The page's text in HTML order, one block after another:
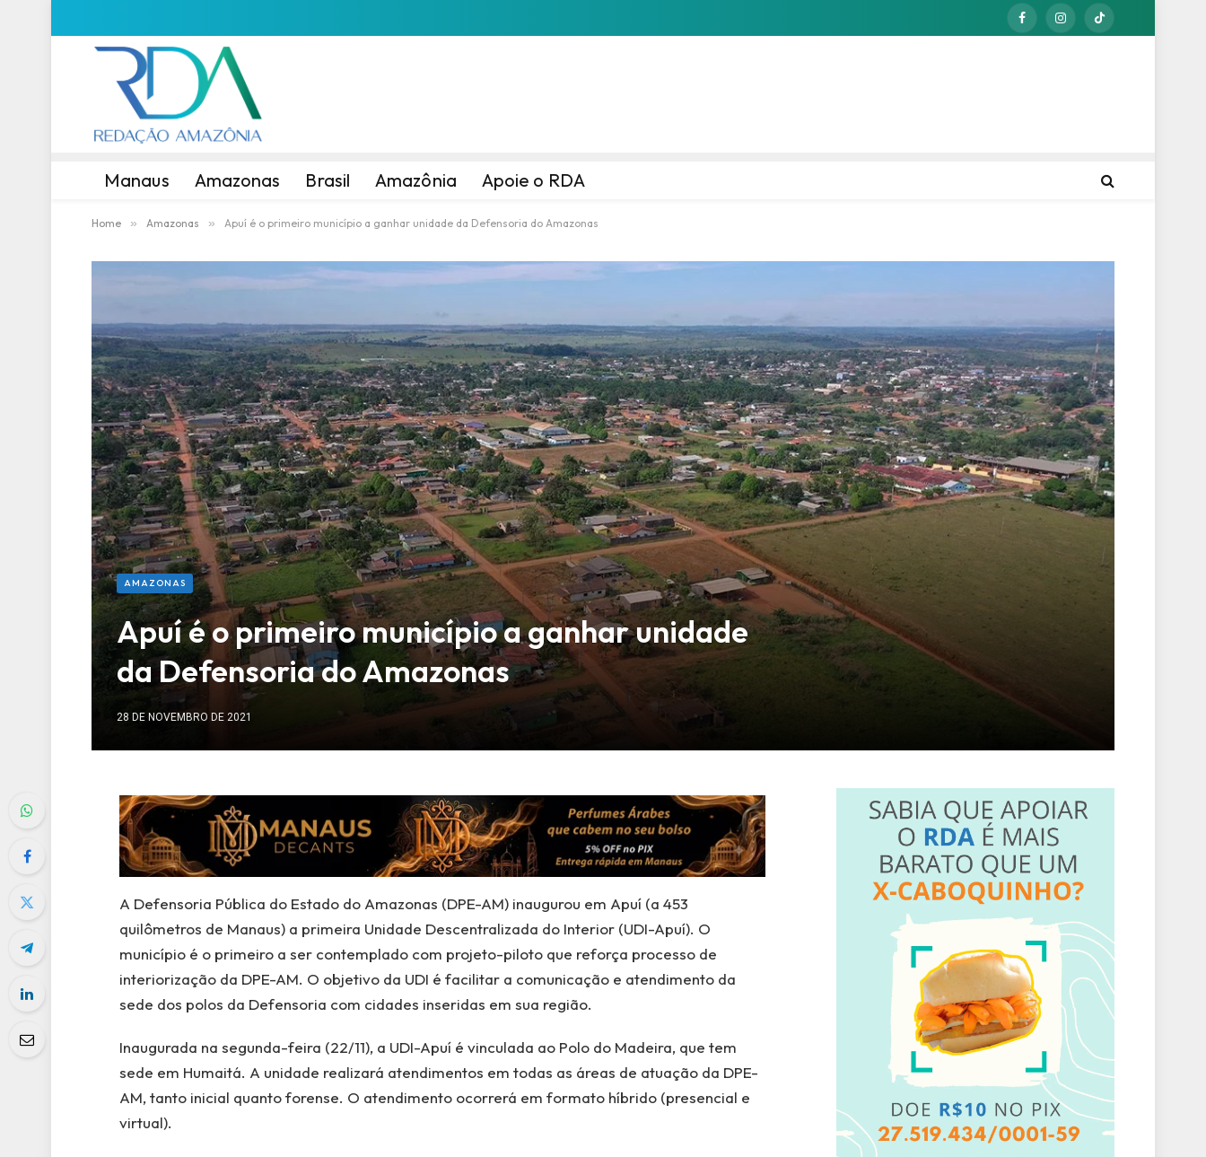
FacebookInstagramTikTok
Manaus Amazonas Brasil Amazônia Apoie o RDA
Home » Amazonas » Apuí é o primeiro município a ganhar unidade da Defensoria do Amazonas
AMAZONAS
Apuí é o primeiro município a ganhar unidade
da Defensoria do Amazonas
28 DE NOVEMBRO DE 2021
A Defensoria Pública do Estado do Amazonas (DPE-AM) inaugurou em Apuí (a 453
quilômetros de Manaus) a primeira Unidade Descentralizada do Interior (UDI-Apuí). O
município é o primeiro a ser contemplado com projeto-piloto que reforça processo de
interiorização da DPE-AM. O objetivo da UDI é facilitar a comunicação e atendimento da
sede dos polos da Defensoria com cidades inseridas em sua região.
Inaugurada na segunda-feira (22/11), a UDI-Apuí é vinculada ao Polo do Madeira, que tem
sede em Humaitá. A unidade realizará atendimentos em todas as áreas de atuação da DPE-
AM, tanto inicial quanto forense. O atendimento ocorrerá em formato híbrido (presencial e
virtual).